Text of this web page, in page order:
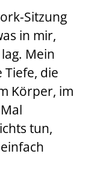
Sitzung
in mir,
Mein
die
Körper, im
tun,